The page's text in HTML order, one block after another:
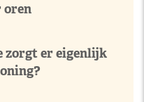
oren
zorgt er eigenlijk